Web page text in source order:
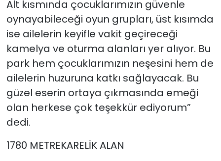
Alt kısmında çocuklarımızın güvenle
oynayabileceği oyun grupları, üst kısımda
ise ailelerin keyifle vakit geçireceği
kamelya ve oturma alanları yer alıyor. Bu
park hem çocuklarımızın neşesini hem de
ailelerin huzuruna katkı sağlayacak. Bu
güzel eserin ortaya çıkmasında emeği
olan herkese çok teşekkür ediyorum”
dedi.
1780 METREKARELİK ALAN